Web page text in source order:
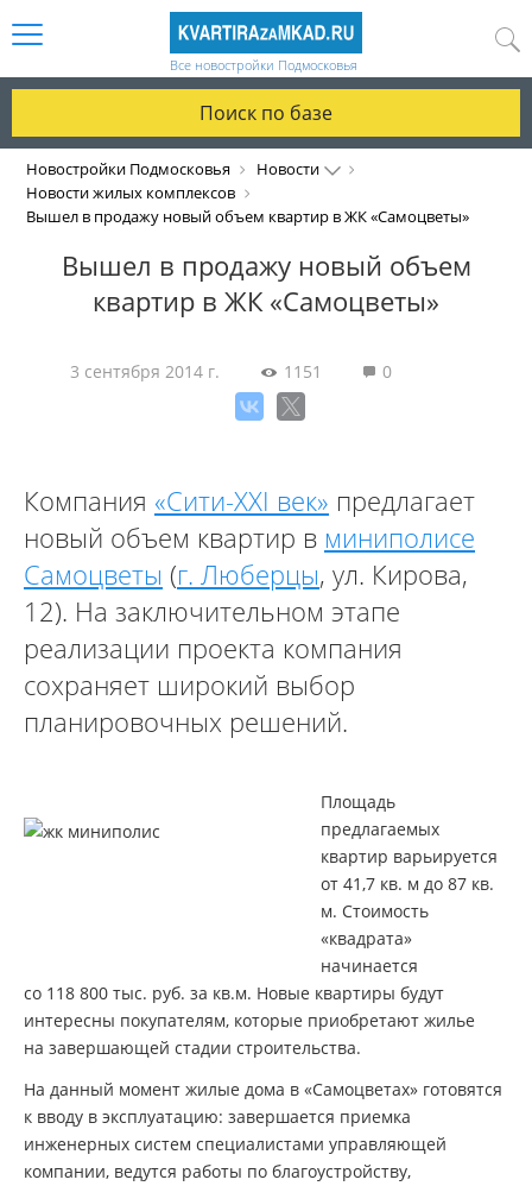
Все новостройки Подмосковья
Поиск по базе
Новостройки Подмосковья
Новости
Новости жилых комплексов
Вышел в продажу новый объем квартир в ЖК «Самоцветы»
Вышел в продажу новый объем
квартир в ЖК «Самоцветы»
3 сентября 2014 г. 1151 0
Компания «Сити-XXI век» предлагает
новый объем квартир в миниполисе
Самоцветы (г. Люберцы, ул. Кирова,
12). На заключительном этапе
реализации проекта компания
сохраняет широкий выбор
планировочных решений.
Площадь
предлагаемых
квартир варьируется
от 41,7 кв. м до 87 кв.
м. Стоимость
«квадрата»
начинается
со 118 800 тыс. руб. за кв.м. Новые квартиры будут
интересны покупателям, которые приобретают жилье
на завершающей стадии строительства.
На данный момент жилые дома в «Самоцветах» готовятся
к вводу в эксплуатацию: завершается приемка
инженерных систем специалистами управляющей
компании, ведутся работы по благоустройству,